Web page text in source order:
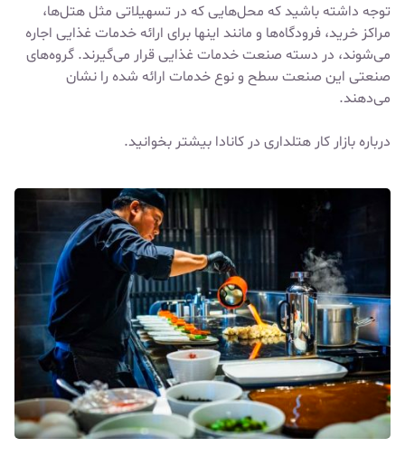
توجه داشته باشید که محل‌هایی که در تسهیلاتی مثل هتل‌ها،
مراکز خرید، فرودگاه‌ها و مانند اینها برای ارائه خدمات غذایی اجاره
می‌شوند، در دسته صنعت خدمات غذایی قرار می‌گیرند. گروه‌های
صنعتی این صنعت سطح و نوع خدمات ارائه شده را نشان
می‌دهند.
درباره بازار کار هتلداری در کانادا بیشتر بخوانید.